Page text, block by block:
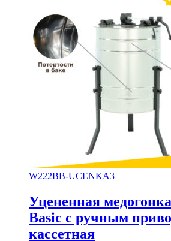
W222BB-UCENKA3
Уцененная
Basic с ручным
кассетная